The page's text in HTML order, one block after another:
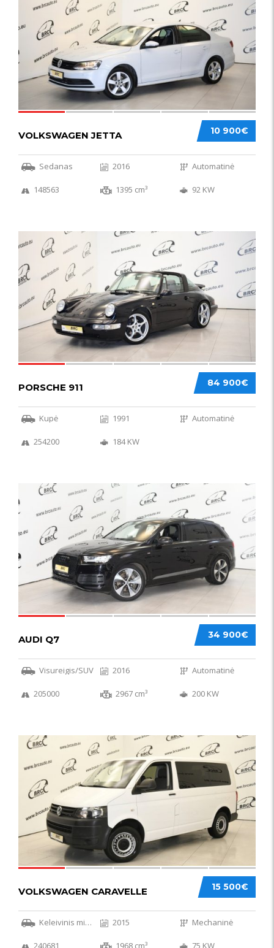
10 900€
VOLKSWAGEN JETTA
Sedanas 2016 Automatinė
148563 1395 cm³ 92 KW
59
84 900€
PORSCHE 911
Kupė 1991 Automatinė
254200 184 KW
56
34 900€
AUDI Q7
Visureigis/SUV 2016 Automatinė
205000 2967 cm³ 200 KW
36
15 500€
VOLKSWAGEN CARAVELLE
Keleivinis mikroautobusas 2015 Mechaninė
240681 1968 cm³ 75 KW